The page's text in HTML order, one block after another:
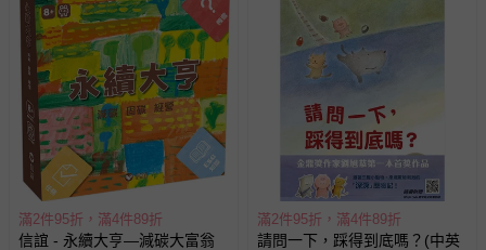
滿2件95折，滿4件89折
信誼 - 永續大亨—減碳大富翁
滿2件95折，滿4件89折
請問一下，踩得到底嗎？(中英